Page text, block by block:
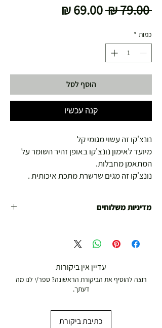
‏79.00 ‏₪
מחיר
כמות *
הוסף לסל
קנה עכשיו
נונצ'קו זה עשוי מגומי קל
מיועד לאימון נונצ'קו באופן זהיר השומר על
המתאמן מחבלות.
נונצ'קו זה מגים שרשרת מתכת איכותית .
מדיניות משלוחים
19.00 ₪
עדיין אין ביקורות
רוצה להוסיף את הביקורת הראשונה? ספר/י לנו מה
דעתך.
כתיבת ביקורת